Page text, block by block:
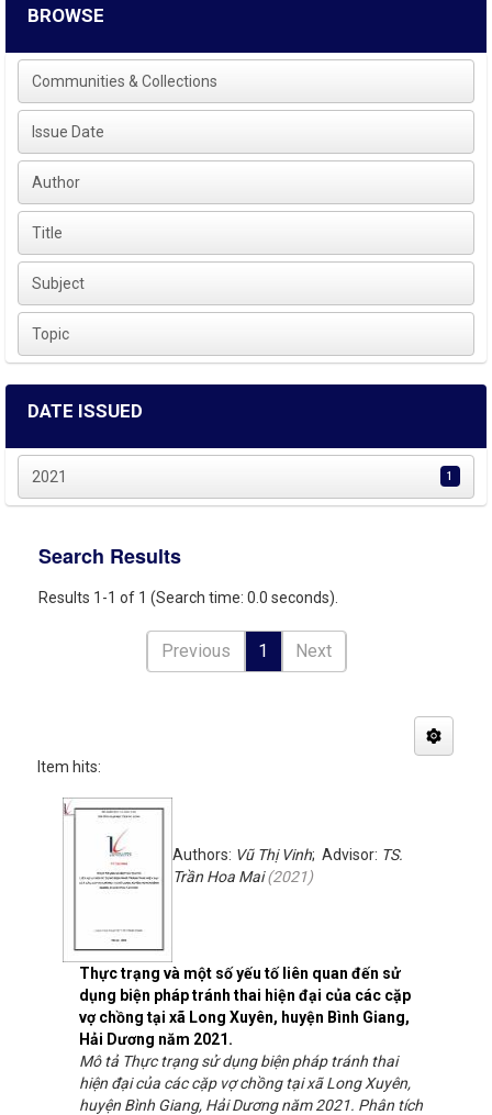
BROWSE
Communities & Collections
Issue Date
Author
Title
Subject
Topic
DATE ISSUED
2021 1
Search Results
Results 1-1 of 1 (Search time: 0.0 seconds).
Previous 1 Next
Item hits:
Thực trạng và một số yếu tố liên quan đến sử
dụng biện pháp tránh thai hiện đại của các cặp
vợ chồng tại xã Long Xuyên, huyện Bình Giang,
Hải Dương năm 2021.
Authors: Vũ Thị Vinh; Advisor: TS.
Trần Hoa Mai(2021)
Mô tả Thực trạng sử dụng biện pháp tránh thai
hiện đại của các cặp vợ chồng tại xã Long Xuyên,
huyện Bình Giang, Hải Dương năm 2021. Phân tích